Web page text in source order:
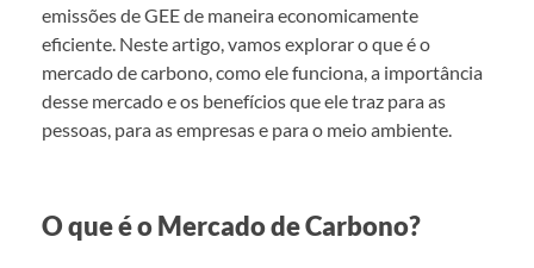
emissões de GEE de maneira economicamente
eficiente. Neste artigo, vamos explorar o que é o
mercado de carbono, como ele funciona, a importância
desse mercado e os benefícios que ele traz para as
pessoas, para as empresas e para o meio ambiente.
O que é o Mercado de Carbono?